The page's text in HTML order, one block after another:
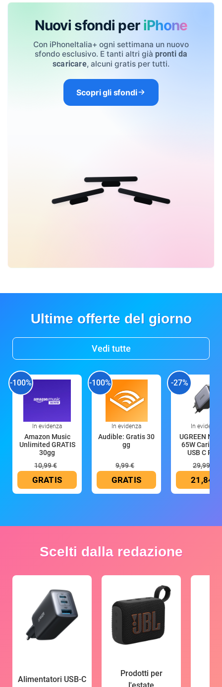
Nuovi sfondi per iPhone
Con iPhoneItalia+ ogni settimana un nuovo
sfondo esclusivo. E tanti altri già pronti da
scaricare, alcuni gratis per tutti.
Scopri gli sfondi
Ultime offerte del giorno
Vedi tutte
-100%
In evidenza
Amazon Music
Unlimited GRATIS
30gg
10,99 €
GRATIS
-100%
In evidenza
Audible: Gratis 30
gg
9,99 €
GRATIS
-27%
In evidenza
UGREEN
65W
USB C
29,99 €
21,84 €
Scelti dalla redazione
Alimentatori USB-C
Prodotti per
l'estate